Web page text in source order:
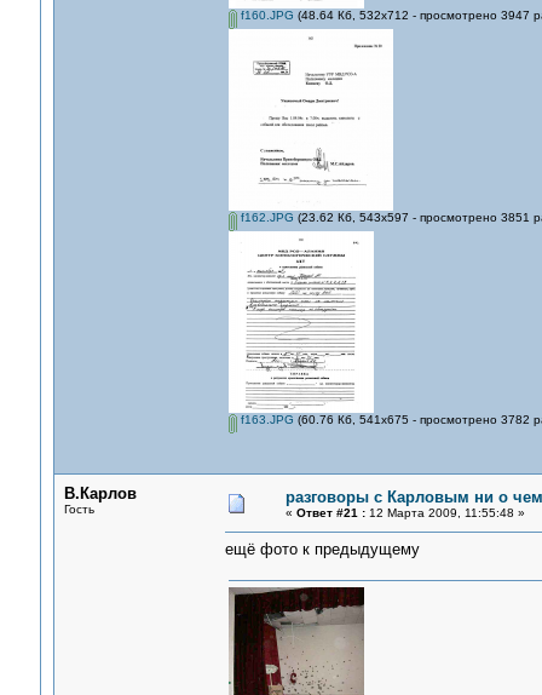
f160.JPG (48.64 Кб, 532x712 - просмотрено 3947
f162.JPG (23.62 Кб, 543x597 - просмотрено 3851
f163.JPG (60.76 Кб, 541x675 - просмотрено 3782
В.Карлов
Гость
разговоры с Карловым ни о
« Ответ #21 :12 Марта 2009, 11:55:48 »
ещё фото к предыдущему